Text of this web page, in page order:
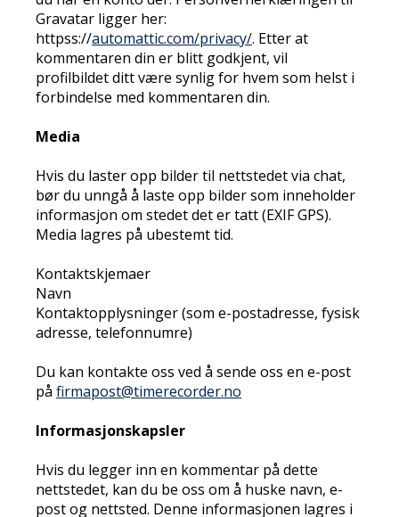
Gravatar ligger her:
httpss://automattic.com/privacy/. Etter at
kommentaren din er blitt godkjent, vil
profilbildet ditt være synlig for hvem som helst i
forbindelse med kommentaren din.
Media
Hvis du laster opp bilder til nettstedet via chat,
bør du unngå å laste opp bilder som inneholder
informasjon om stedet det er tatt (EXIF GPS).
Media lagres på ubestemt tid.
Kontaktskjemaer
Navn
Kontaktopplysninger (som e-postadresse, fysisk
adresse, telefonnumre)
Du kan kontakte oss ved å sende oss en e-post
på firmapost@timerecorder.no
Informasjonskapsler
Hvis du legger inn en kommentar på dette
nettstedet, kan du be oss om å huske navn, e-
post og nettsted. Denne informasjonen lagres i